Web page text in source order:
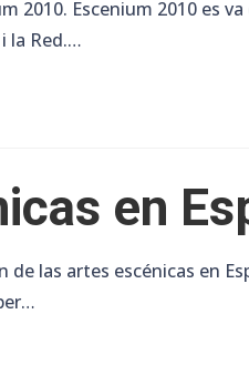
2010. Escenium 2010 es
la Red.…
en
las artes escénicas en